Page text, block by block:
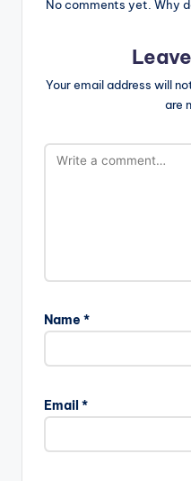
No comments yet. Why
Your email address will
are
Name *
Email *